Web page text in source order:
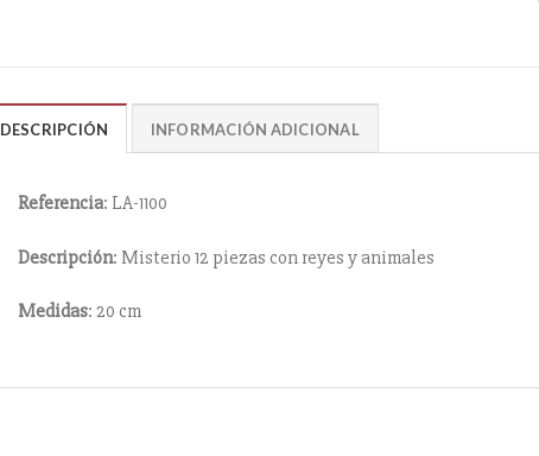
DESCRIPCIÓN INFORMACIÓN ADICIONAL
Referencia: LA-1100
Descripción: Misterio 12 piezas con reyes y animales
Medidas: 20 cm